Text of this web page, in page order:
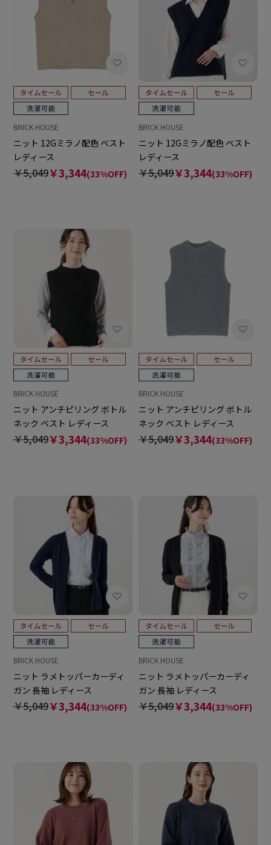
BRICK HOUSE
ニット 12Gミラノ配色 ベスト
レディース
￥5,049￥3,344(33%OFF)
BRICK HOUSE
ニット 12Gミラノ配色 ベスト
レディース
￥5,049￥3,344(33%OFF)
BRICK HOUSE
ニット アンチピリング ボトル
ネック ベスト レディース
￥5,049￥3,344(33%OFF)
BRICK HOUSE
ニット アンチピリング ボトル
ネック ベスト レディース
￥5,049￥3,344(33%OFF)
BRICK HOUSE
ニット ラメトッパーカーディ
ガン 長袖 レディース
￥5,049￥3,344(33%OFF)
BRICK HOUSE
ニット ラメトッパーカーディ
ガン 長袖 レディース
￥5,049￥3,344(33%OFF)